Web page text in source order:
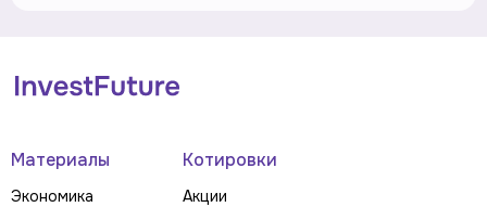
Материалы
Экономика
Котировки
Акции